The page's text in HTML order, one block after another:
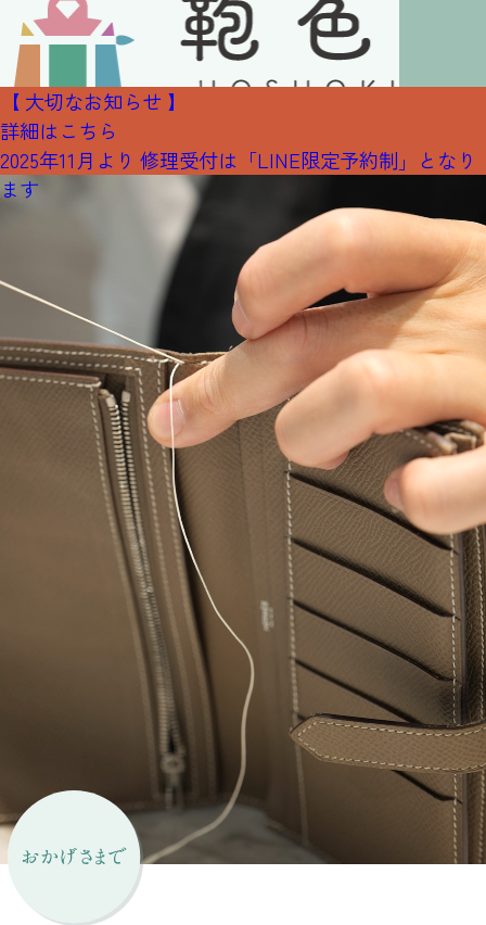
【 大切なお知らせ 】
詳細はこちら
2025年11月より 修理受付は「LINE限定予約制」となり
ます